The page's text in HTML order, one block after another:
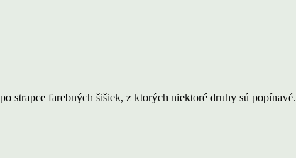
farebných šišiek, z ktorých niektoré druhy sú popínavé.